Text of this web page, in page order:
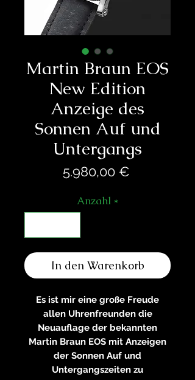
Martin Braun EOS
New Edition
Anzeige des
Sonnen Auf und
Untergangs
5.980,00 €Preis
Anzahl *
In den Warenkorb
Es ist mir eine große Freude
allen Uhrenfreunden die
Neuauflage der bekannten
Martin Braun EOS mit Anzeigen
der Sonnen Auf und
Untergangszeiten zu